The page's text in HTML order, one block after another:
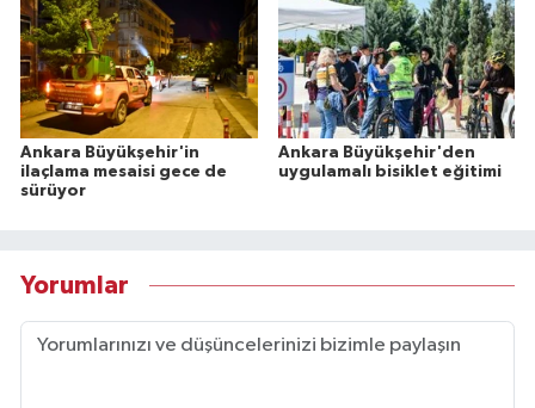
Ankara Büyükşehir'in
ilaçlama mesaisi gece de
sürüyor
Ankara Büyükşehir'den
uygulamalı bisiklet eğitimi
Yorumlar